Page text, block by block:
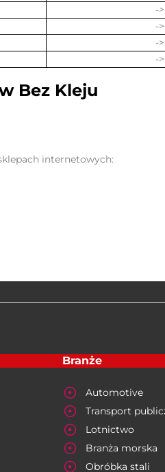
->
->
->
->
Bez Kleju
internetowych:
Branże
Automotive
Transport
Lotnictwo
Branża morska
Obróbka stali